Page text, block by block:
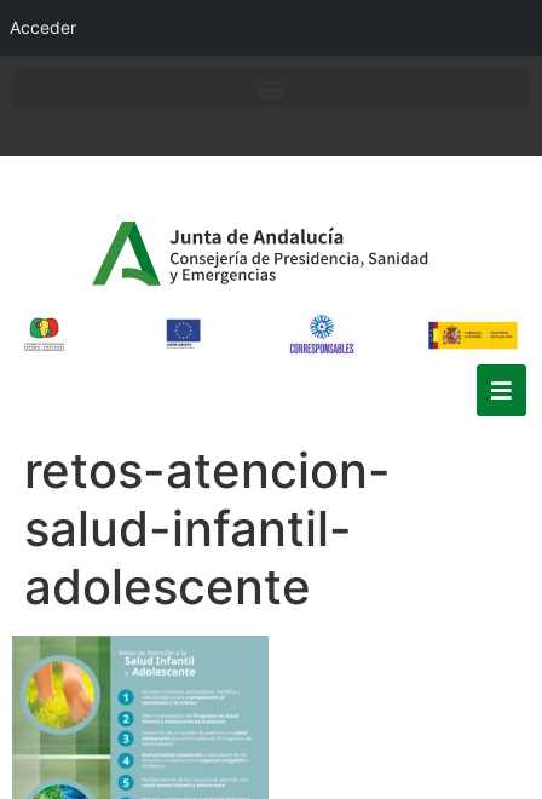
Acceder
retos-atencion-
salud-infantil-
adolescente